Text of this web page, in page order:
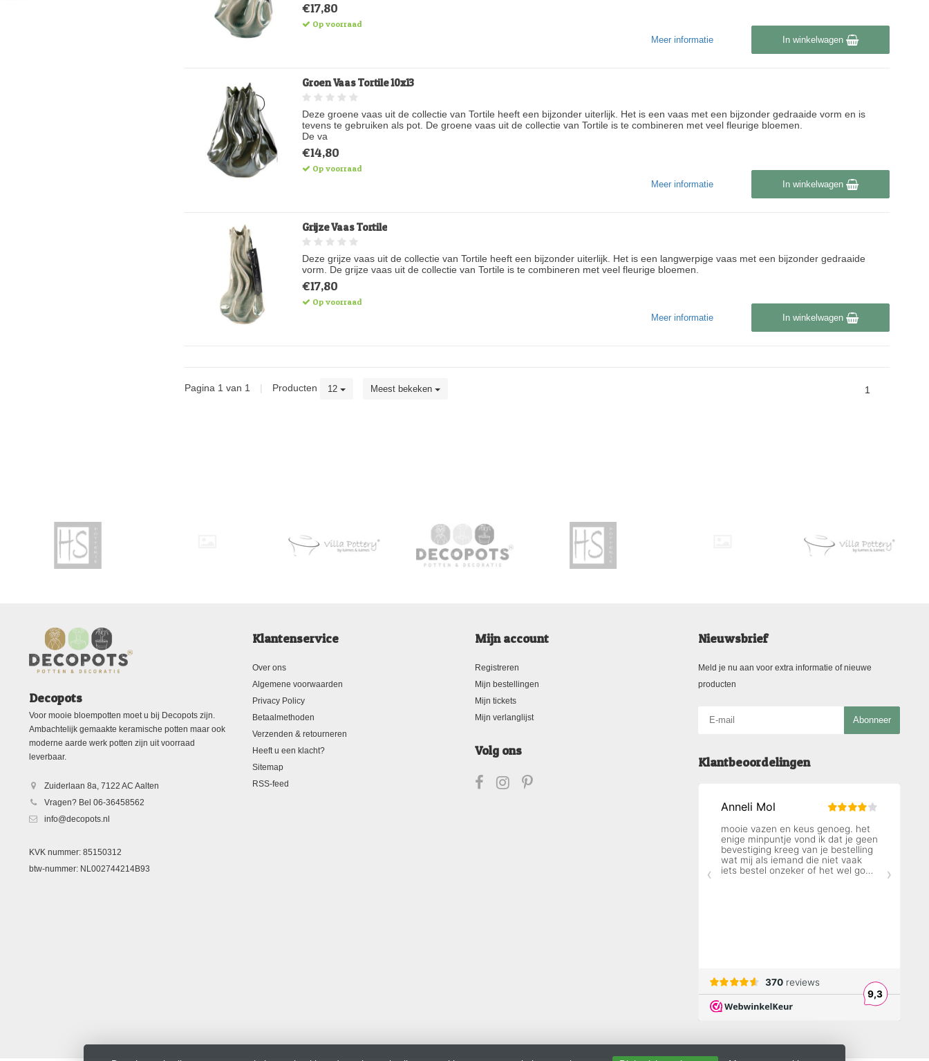
€17,80
Op voorraad
In winkelwagen
Meer informatie
Groen Vaas Tortile 10x13
Deze groene vaas uit de collectie van Tortile heeft een bijzonder uiterlijk. Het is een vaas met een bijzonder gedraaide vorm en is
tevens te gebruiken als pot. De groene vaas uit de collectie van Tortile is te combineren met veel fleurige bloemen.
De va
€14,80
Op voorraad
In winkelwagen
Meer informatie
Grijze Vaas Tortile
Deze grijze vaas uit de collectie van Tortile heeft een bijzonder uiterlijk. Het is een langwerpige vaas met een bijzonder gedraaide
vorm. De grijze vaas uit de collectie van Tortile is te combineren met veel fleurige bloemen.
€17,80
Op voorraad
In winkelwagen
Meer informatie
Pagina 1 van 1 | Producten 12 Meest bekeken 1
Decopots
Voor mooie bloempotten moet u bij Decopots zijn.
Ambachtelijk gemaakte keramische potten maar ook
moderne aarde werk potten zijn uit voorraad
leverbaar.
Zuiderlaan 8a, 7122 AC Aalten
Vragen? Bel 06-36458562
info@decopots.nl
KVK nummer: 85150312
btw-nummer: NL002744214B93
Klantenservice
Over ons
Algemene voorwaarden
Privacy Policy
Betaalmethoden
Verzenden & retourneren
Heeft u een klacht?
Sitemap
RSS-feed
Mijn account
Registreren
Mijn bestellingen
Mijn tickets
Mijn verlanglijst
Volg ons
Nieuwsbrief
Meld je nu aan voor extra informatie of nieuwe
producten
Abonneer
Klantbeoordelingen